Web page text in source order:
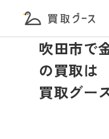
吹田市で
の買取は
買取グー